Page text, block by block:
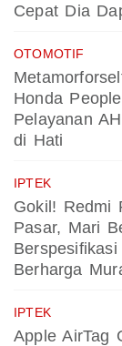
Cepat Dia
OTOMOTIF
Honda
Pelayanan
di Hati
IPTEK
Gokil! Redmi
Pasar, Mari
Berharga
IPTEK
Apple AirTag